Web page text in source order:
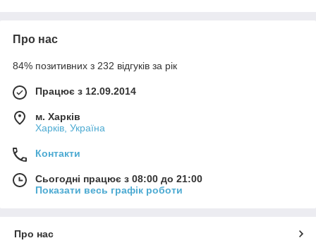
Про нас
84% позитивних з 232 відгуків за рік
Працює з 12.09.2014
м. Харків
Харків, Україна
Контакти
Сьогодні працює з 08:00 до 21:00
Показати весь графік роботи
Про нас